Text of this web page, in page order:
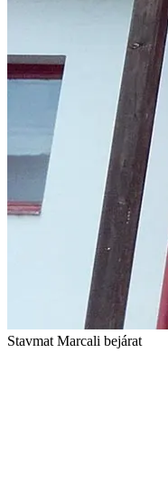
Stavmat Marcali bejárat